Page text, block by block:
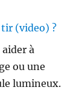
(video) ?
à
ou une
lumineux.